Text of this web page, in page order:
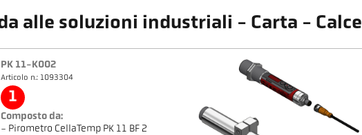
alle soluzioni industriali - Carta - Calce
PK 11-K002
Articolo n.: 1093304
1
Composto da:
- Pirometro CellaTemp PK 11 BF 2